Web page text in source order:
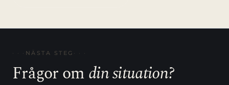
NÄSTA STEG
Frågor omdin situation?